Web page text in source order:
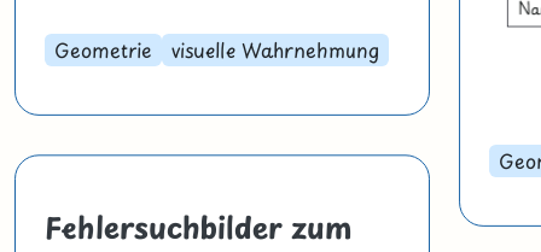
Geometrie visuelle Wahrnehmung
Fehlersuchbilder zum